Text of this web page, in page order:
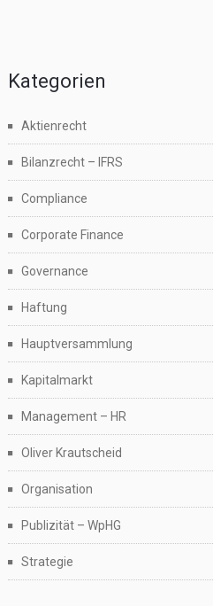
Kategorien
Aktienrecht
Bilanzrecht – IFRS
Compliance
Corporate Finance
Governance
Haftung
Hauptversammlung
Kapitalmarkt
Management – HR
Oliver Krautscheid
Organisation
Publizität – WpHG
Strategie